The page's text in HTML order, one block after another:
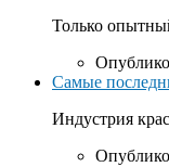
Только
Самые
Индустрия